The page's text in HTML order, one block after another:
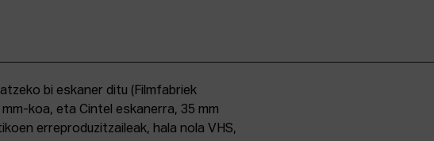
bi eskaner ditu (Filmfabriek
koa, eta Cintel eskanerra, 35 mm
erreproduzitzaileak, hala nola VHS,